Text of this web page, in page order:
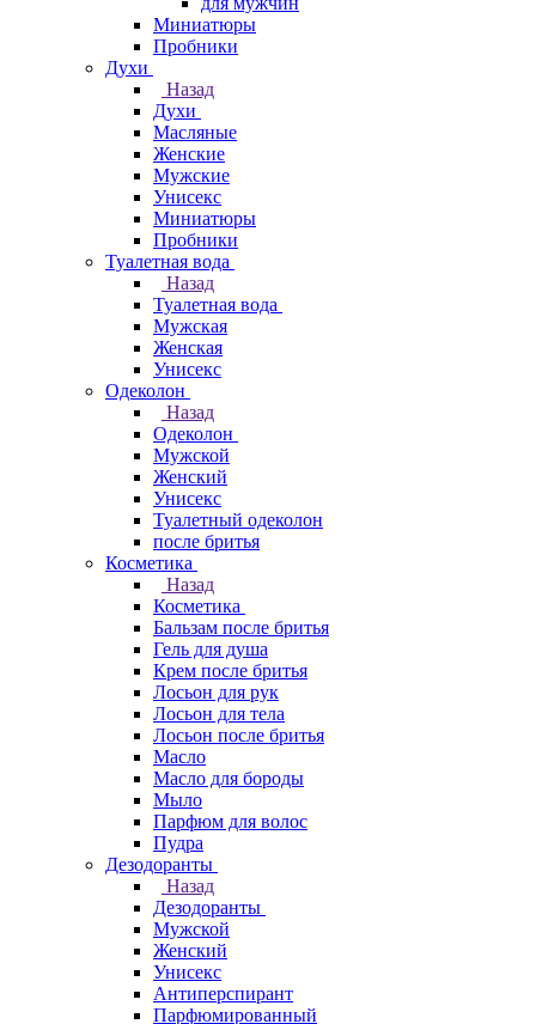
Миниатюры
Пробники
Духи
Назад
Духи
Масляные
Женские
Мужские
Унисекс
Миниатюры
Пробники
Туалетная вода
Назад
Туалетная вода
Мужская
Женская
Унисекс
Одеколон
Назад
Одеколон
Мужской
Женский
Унисекс
Туалетный одеколон
после бритья
Косметика
Назад
Косметика
Бальзам после бритья
Гель для душа
Крем после бритья
Лосьон для рук
Лосьон для тела
Лосьон после бритья
Масло
Масло для бороды
Мыло
Парфюм для волос
Пудра
Дезодоранты
Назад
Дезодоранты
Мужской
Женский
Унисекс
Антиперспирант
Парфюмированный